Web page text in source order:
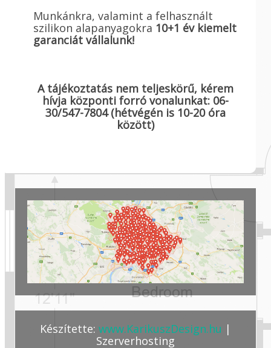
Munkánkra, valamint a felhasznált
szilikon alapanyagokra 10+1 év kiemelt
garanciát vállalunk!
A tájékoztatás nem teljeskörű, kérem
hívja központi forró vonalunkat: 06-
30/547-7804 (hétvégén is 10-20 óra
között)
Készítette: www.KarikuszDesign.hu |
Szerverhosting